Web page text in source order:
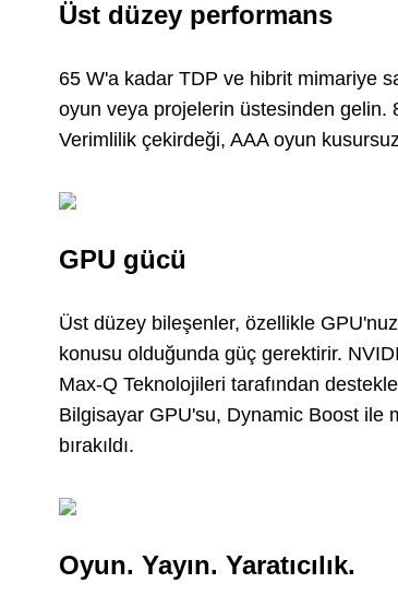
Üst düzey performans
65 W'a kadar TDP ve hibrit mimariye
oyun veya projelerin üstesinden
Verimlilik çekirdeği, AAA oyun
GPU gücü
Üst düzey bileşenler, özellikle
konusu olduğunda güç gerektirir.
Max-Q Teknolojileri tarafından
Bilgisayar GPU'su, Dynamic Boost ile
bırakıldı.
Oyun. Yayın. Yaratıcılık.